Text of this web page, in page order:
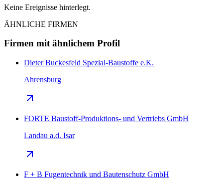
Keine Ereignisse hinterlegt.
ÄHNLICHE FIRMEN
Firmen mit ähnlichem Profil
Dieter Buckesfeld Spezial-Baustoffe e.K.
Ahrensburg
FORTE Baustoff-Produktions- und Vertriebs GmbH
Landau a.d. Isar
F + B Fugentechnik und Bautenschutz GmbH